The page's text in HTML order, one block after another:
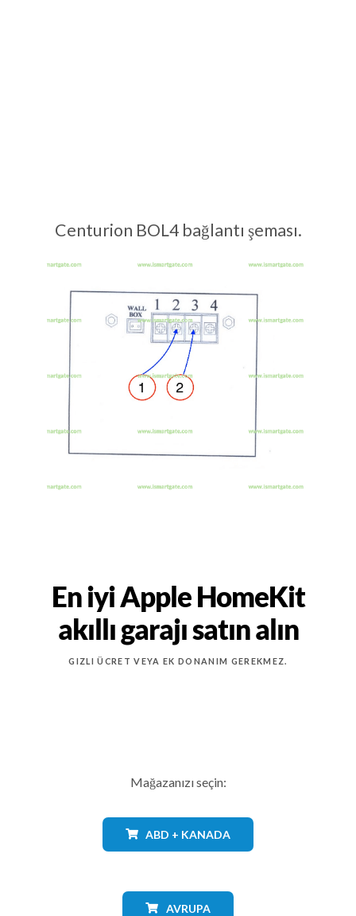
Centurion BOL4 bağlantı şeması.
En iyi Apple HomeKit
akıllı garajı satın alın
GIZLI ÜCRET VEYA EK DONANIM GEREKMEZ.
Mağazanızı seçin:
ABD + KANADA
AVRUPA